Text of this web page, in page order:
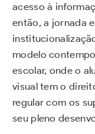
acesso à
então, a jornada
modelo
escolar, onde o
visual tem o
regular com os
seu pleno